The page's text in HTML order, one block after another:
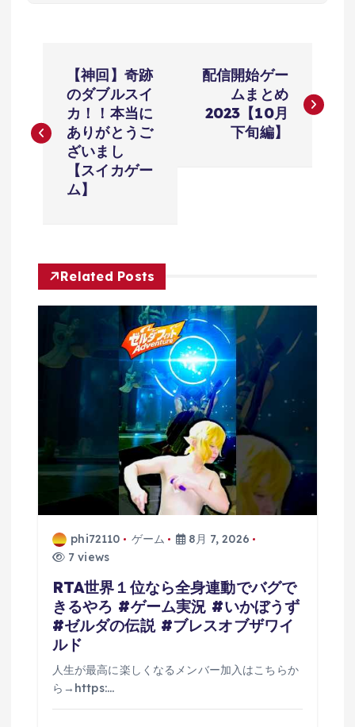
ナ
ー
シ
ョ
ン
【神回】奇跡
のダブルスイ
カ！！本当に
ありがとうご
ざいまし
【スイカゲー
ム】
配信開始ゲー
ムまとめ
2023【10月
下旬編】
Related Posts
phi72110 ゲーム
8月 7, 2026
7 views
RTA世界１位なら全身連動でバグで
きるやろ #ゲーム実況 #いかぼうず
#ゼルダの伝説 #ブレスオブザワイ
ルド
人生が最高に楽しくなるメンバー加入はこちらか
ら→https:…